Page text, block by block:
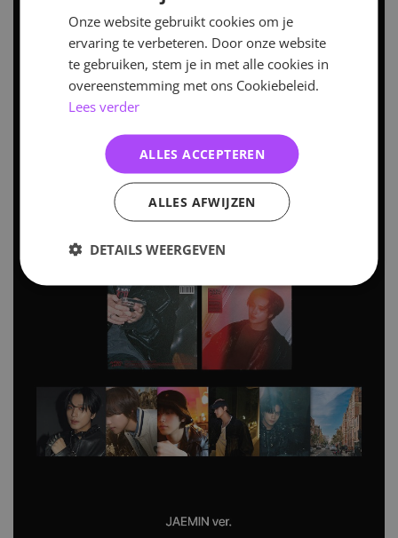
Onze website gebruikt cookies om je
ervaring te verbeteren. Door onze website
te gebruiken, stem je in met alle cookies in
overeenstemming met ons Cookiebeleid.
Lees verder
ALLES ACCEPTEREN
ALLES AFWIJZEN
DETAILS WEERGEVEN